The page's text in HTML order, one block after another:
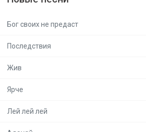
Бог своих не предаст
Последствия
Жив
Ярче
Лей лей лей